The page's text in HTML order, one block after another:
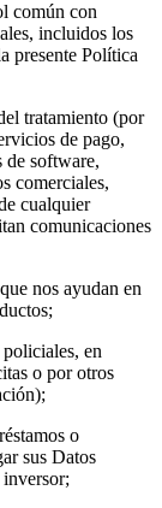
común con
incluidos los
presente Política
tratamiento (por
de pago,
de software,
comerciales,
cualquier
comunicaciones
nos ayudan en
policiales, en
o por otros
o
sus Datos
inversor;